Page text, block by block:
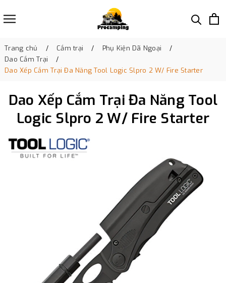
Trang chủ Cắm trại
Phụ Kiện Dã Ngoại
Dao Cắm Trại
Dao Xếp Cắm Trại Đa Năng Tool Logic Slpro 2 W/ Fire Starter
Dao Xếp Cắm Trại Đa Năng Tool
Logic Slpro 2 W/ Fire Starter